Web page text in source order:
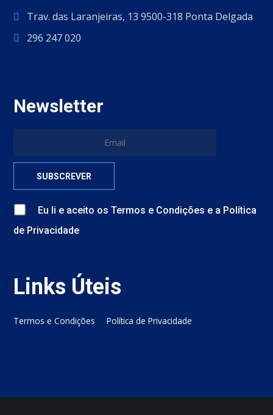
Trav. das Laranjeiras, 13 9500-318 Ponta Delgada
296 247 020
Newsletter
Eu li e aceito osTermos e Condições e a Política
de Privacidade
Links Úteis
Termos e Condições Política de Privacidade